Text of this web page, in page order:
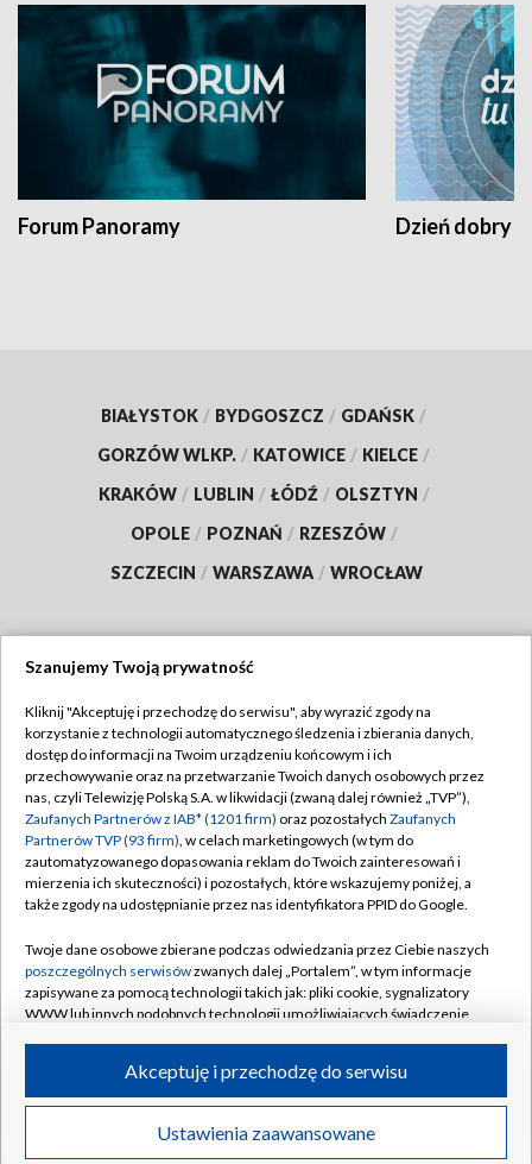
Forum Panoramy Dzień dobry
BIAŁYSTOK / BYDGOSZCZ / GDAŃSK /
GORZÓW WLKP. / KATOWICE / KIELCE /
KRAKÓW / LUBLIN / ŁÓDŹ / OLSZTYN /
OPOLE / POZNAŃ / RZESZÓW /
SZCZECIN / WARSZAWA / WROCŁAW
TVP
Abonament TVP
Emisja w TVP
Centrum informacji TVP
Naziemna Telewizja Cyfrowa
Rada Programowa
System NOS
Informacje o nadawcy
Program dla prasy
Ogłoszenie przetargowe
Regulamin TVP
Polityka prywatności
Moje zgody
Pomoc
Kontakt
Kanały
©2026 Telewizja Polska S.A. w likwidacji
Szanujemy Twoją prywatność
Kliknij "Akceptuję i przechodzę do serwisu", aby wyrazić zgody na
korzystanie z technologii automatycznego śledzenia i zbierania danych,
dostęp do informacji na Twoim urządzeniu końcowym i ich
przechowywanie oraz na przetwarzanie Twoich danych osobowych przez
nas, czyli Telewizję Polską S.A. w likwidacji (zwaną dalej również „TVP”),
Zaufanych Partnerów z IAB* (1201 firm) oraz pozostałych Zaufanych
Partnerów TVP (93 firm), w celach marketingowych (w tym do
zautomatyzowanego dopasowania reklam do Twoich zainteresowań i
mierzenia ich skuteczności) i pozostałych, które wskazujemy poniżej, a
także zgody na udostępnianie przez nas identyfikatora PPID do Google.
Twoje dane osobowe zbierane podczas odwiedzania przez Ciebie naszych
poszczególnych serwisówzwanych dalej „Portalem”, w tym informacje
zapisywane za pomocą technologii takich jak: pliki cookie, sygnalizatory
WWW lub innych podobnych technologii umożliwiających świadczenie
ruchu w Internecie.
Twoje dane osobowe zbierane podczas odwiedzania przez Ciebie
poszczególnych serwisówna Portalu, takie jak adresy IP, identyfikatory
Ustawienia zaawansowane
Akceptuję i przechodzę do serwisu